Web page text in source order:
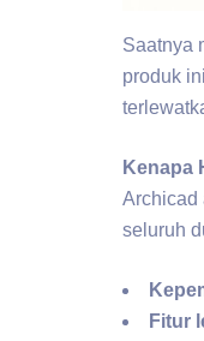
Saatnya
produk
Kenapa
Archicad
seluruh
Fitur